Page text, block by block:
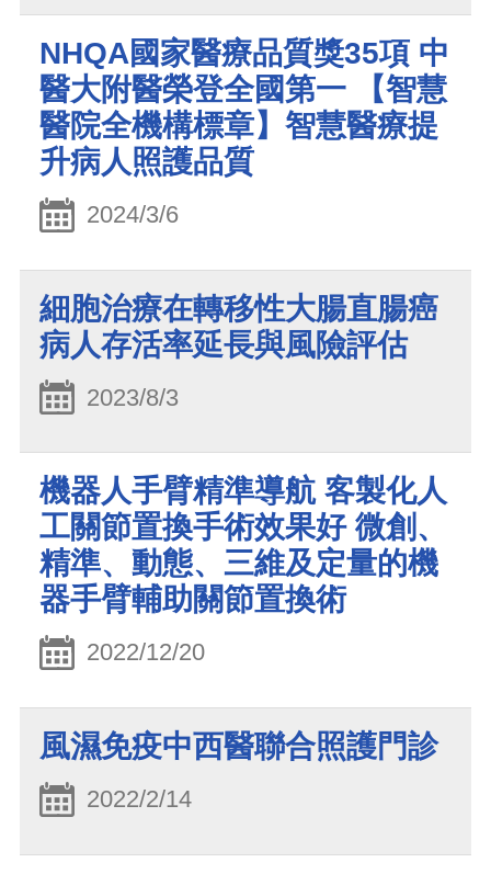
NHQA國家醫療品質獎35項 中
醫大附醫榮登全國第一 【智慧
醫院全機構標章】智慧醫療提
升病人照護品質
2024/3/6
細胞治療在轉移性大腸直腸癌
病人存活率延長與風險評估
2023/8/3
機器人手臂精準導航 客製化人
工關節置換手術效果好 微創、
精準、動態、三維及定量的機
器手臂輔助關節置換術
2022/12/20
風濕免疫中西醫聯合照護門診
2022/2/14